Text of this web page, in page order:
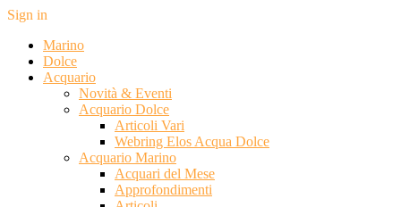
Sign in
Marino
Dolce
Acquario
Novità & Eventi
Acquario Dolce
Articoli Vari
Webring Elos Acqua Dolce
Acquario Marino
Acquari del Mese
Approfondimenti